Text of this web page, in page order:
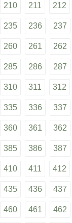
210 211 212
235 236 237
260 261 262
285 286 287
310 311 312
335 336 337
360 361 362
385 386 387
410 411 412
435 436 437
460 461 462